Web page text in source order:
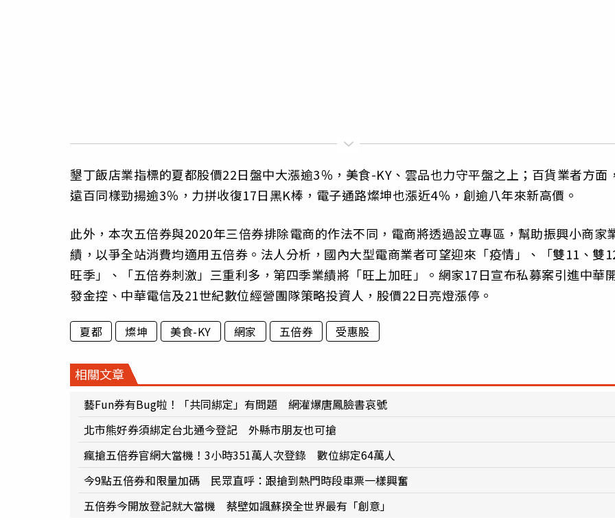
墾丁飯店業指標的夏都股價22日盤中大漲逾3％，美食-KY、雲品也力守平盤之上；百貨業者方面
遠百同樣勁揚逾3％，力拼收復17日黑K棒，電子通路燦坤也漲近4％，創逾八年來新高價。
此外，本次五倍券與2020年三倍券排除電商的作法不同，電商將透過設立專區，幫助振興小商家
績，以爭全站消費均適用五倍券。法人分析，國內大型電商業者可望迎來「疫情」、「雙11、雙
旺季」、「五倍券刺激」三重利多，第四季業績將「旺上加旺」。網家17日宣布私募案引進中華
發金控、中華電信及21世紀數位經營團隊策略投資人，股價22日亮燈漲停。
夏都 燦坤 美食-KY 網家 五倍券 受惠股
相關文章
藝Fun券有Bug啦！「共同綁定」有問題 網灌爆唐鳳臉書哀號
北市熊好券須綁定台北通今登記 外縣市朋友也可搶
瘋搶五倍券官網大當機！3小時351萬人次登錄 數位綁定64萬人
今9點五倍券和限量加碼 民眾直呼：跟搶到熱門時段車票一樣興奮
五倍券今開放登記就大當機 蔡壁如諷蘇揆全世界最有「創意」